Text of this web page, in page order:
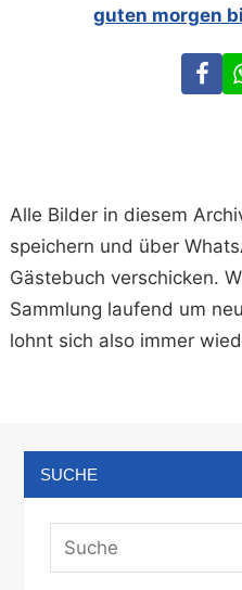
guten morgen
Alle Bilder in diesem
speichern und über
Gästebuch verschicken.
Sammlung laufend um
lohnt sich also immer
SUCHE